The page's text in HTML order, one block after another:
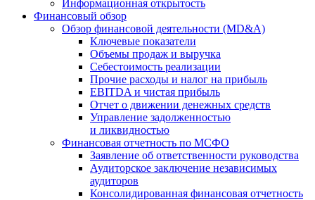
Информационная открытость
Финансовый обзор
Обзор финансовой деятельности (MD&A)
Ключевые показатели
Объемы продаж и выручка
Себестоимость реализации
Прочие расходы и налог на прибыль
EBITDA и чистая прибыль
Отчет о движении денежных средств
Управление задолженностью
и ликвидностью
Финансовая отчетность по МСФО
Заявление об ответственности руководства
Аудиторское заключение независимых
аудиторов
Консолидированная финансовая отчетность